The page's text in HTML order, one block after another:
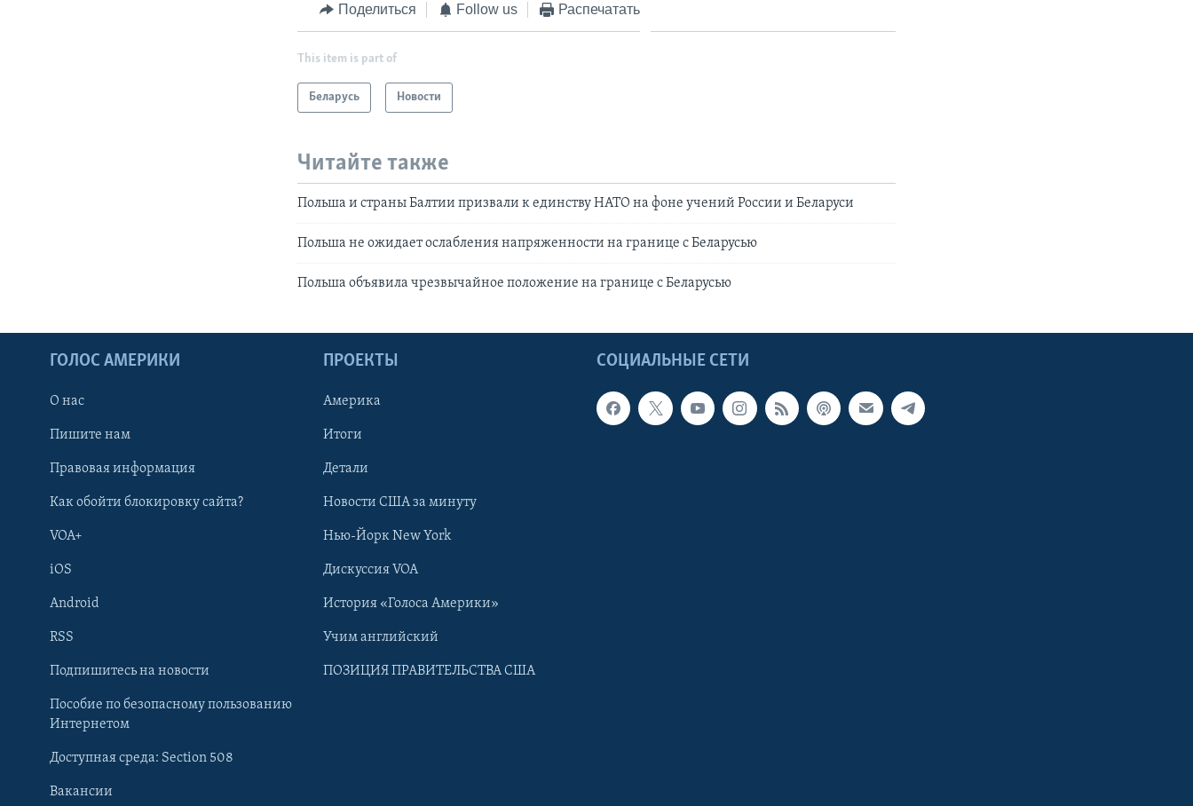
Learning English
Поделиться Follow us Распечатать
This item is part of
Беларусь Новости
Читайте также
Польша и страны Балтии призвали к единству НАТО на фоне учений России и Беларуси
Польша не ожидает ослабления напряженности на границе с Беларусью
Польша объявила чрезвычайное положение на границе с Беларусью
СОЦИАЛЬНЫЕ СЕТИ
ГОЛОС АМЕРИКИ
О нас
Пишите нам
Правовая информация
Как обойти блокировку сайта?
VOA+
iOS
Android
RSS
Подпишитесь на новости
Пособие по безопасному пользованию
Интернетом
Доступная среда: Section 508
Вакансии
ПРОЕКТЫ
Америка
Итоги
Детали
Новости США за минуту
Нью-Йорк New York
Дискуссия VOA
История «Голоса Америки»
Учим английский
ПОЗИЦИЯ ПРАВИТЕЛЬСТВА США